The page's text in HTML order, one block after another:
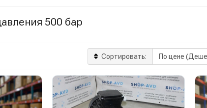
500 бар
Сортировать: